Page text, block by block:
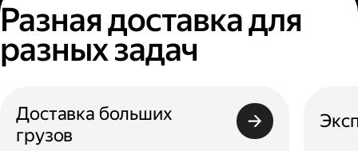
Разная доставка для
разных задач
Доставка больших
грузов